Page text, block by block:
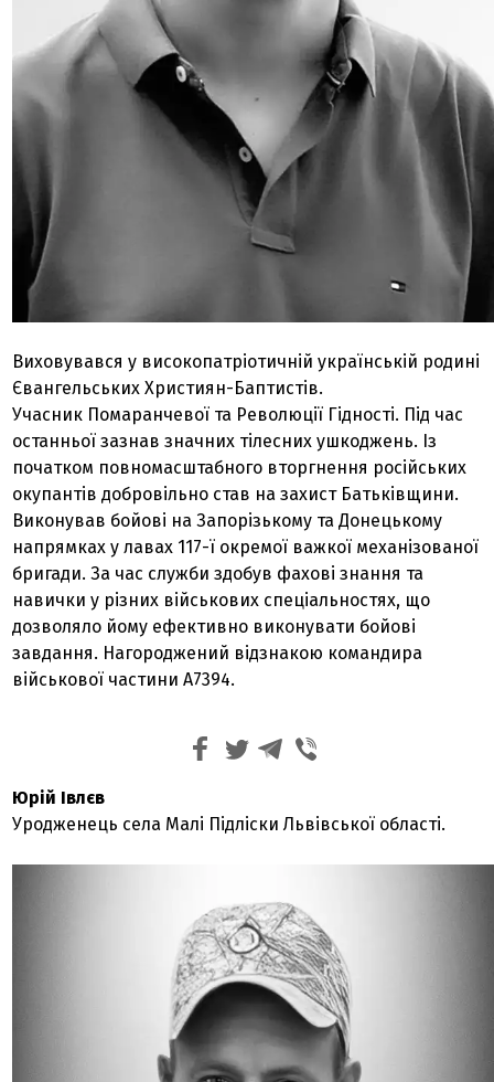
Виховувався у високопатріотичній українській родині
Євангельських Християн-Баптистів.
Учасник Помаранчевої та Революції Гідності. Під час
останньої зазнав значних тілесних ушкоджень. Із
початком повномасштабного вторгнення російських
окупантів добровільно став на захист Батьківщини.
Виконував бойові на Запорізькому та Донецькому
напрямках у лавах 117-ї окремої важкої механізованої
бригади. За час служби здобув фахові знання та
навички у різних військових спеціальностях, що
дозволяло йому ефективно виконувати бойові
завдання. Нагороджений відзнакою командира
військової частини A7394.
Юрій Івлєв
Уродженець села Малі Підліски Львівської області.